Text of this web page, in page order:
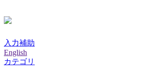
入力補助
English
カテゴリ